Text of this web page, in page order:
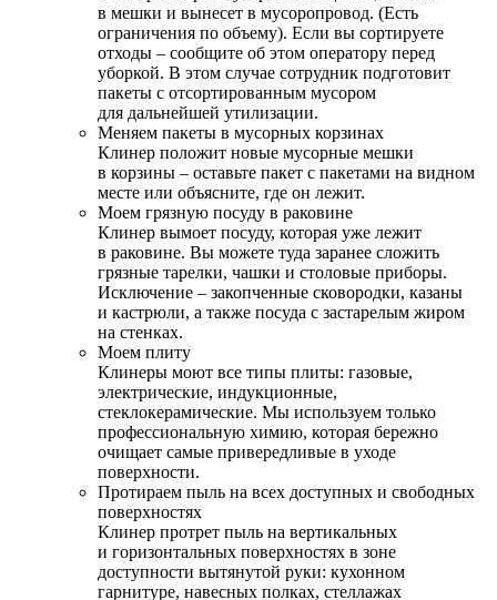
в мешки и вынесет в мусоропровод. (Есть
ограничения по объему). Если вы сортируете
отходы – сообщите об этом оператору перед
уборкой. В этом случае сотрудник подготовит
пакеты с отсортированным мусором
для дальнейшей утилизации.
Меняем пакеты в мусорных корзинах
Клинер положит новые мусорные мешки
в корзины – оставьте пакет с пакетами на видном
месте или объясните, где он лежит.
Моем грязную посуду в раковине
Клинер вымоет посуду, которая уже лежит
в раковине. Вы можете туда заранее сложить
грязные тарелки, чашки и столовые приборы.
Исключение – закопченные сковородки, казаны
и кастрюли, а также посуда с застарелым жиром
на стенках.
Моем плиту
Клинеры моют все типы плиты: газовые,
электрические, индукционные,
стеклокерамические. Мы используем только
профессиональную химию, которая бережно
очищает самые привередливые в уходе
поверхности.
Протираем пыль на всех доступных и свободных
поверхностях
Клинер протрет пыль на вертикальных
и горизонтальных поверхностях в зоне
доступности вытянутой руки: кухонном
гарнитуре, навесных полках, стеллажах